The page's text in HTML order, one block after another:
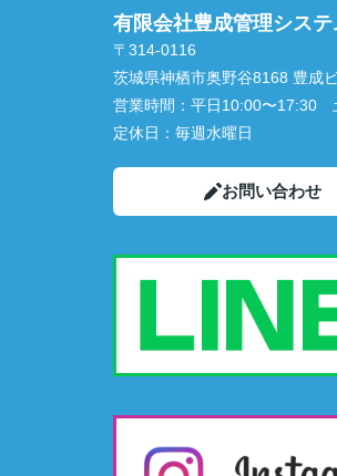
有限会社豊成管理システ
〒314-0116
茨城県神栖市奥野谷8168 豊成
営業時間： 平日10:00〜17:30
定休日： 毎週水曜日
お問い合わせ